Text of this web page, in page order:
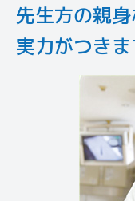
先生方の親
実力がつきま